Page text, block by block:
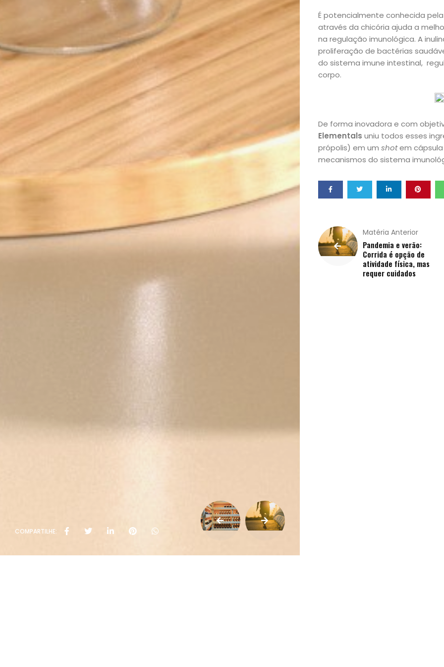
Saúde
e
Qualidade
Vida
Sexualidade
Variedades
COMPARTILHE:
É potencialmente conhecida
através da chicória ajuda a
na regulação imunológica. A
proliferação de bactérias
do sistema imune intestinal,
corpo.
De forma inovadora e com
Elementals uniu todos esses
própolis) em um shotem
mecanismos do sistema
Matéria Anterior
Pandemia e verão:
Corrida é opção de
atividade física, mas
requer cuidados